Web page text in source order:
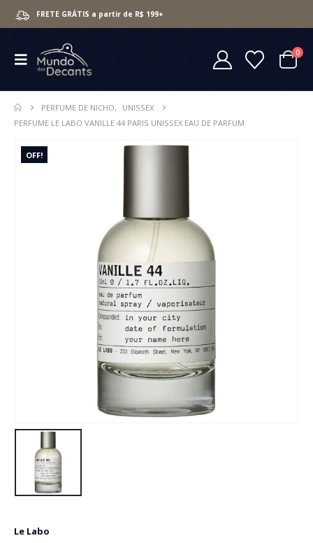
FRETE GRÁTIS a partir de R$ 199+
0
PERFUME DE NICHO,
UNISSEX
PERFUME LE LABO VANILLE 44 PARIS UNISSEX EAU DE PARFUM
OFF!
Le Labo